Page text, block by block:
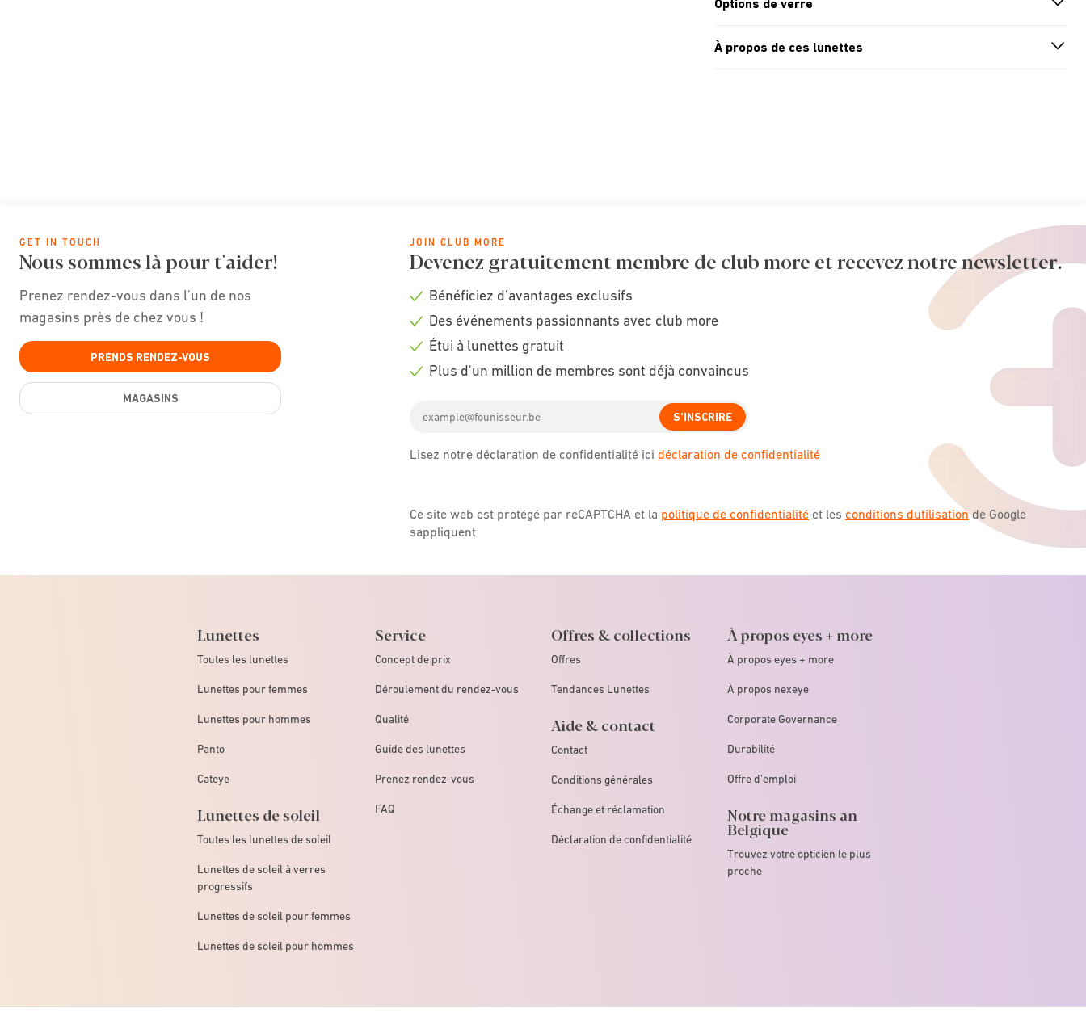
Options de verre
À propos de ces lunettes
GET IN TOUCH
Nous sommes là pour t'aider!
Prenez rendez-vous dans l'un de nos
magasins près de chez vous !
PRENDS RENDEZ-VOUS
MAGASINS
JOIN CLUB MORE
Devenez gratuitement membre de club more et recevez notre newsletter.
Check
Bénéficiez d'avantages exclusifs
Check
Des événements passionnants avec club more
Check
Étui à lunettes gratuit
Plus d'un million de membres sont déjà convaincus
address
S'INSCRIRE
Lisez notre déclaration de confidentialité ici déclaration de confidentialité
Ce site web est protégé par reCAPTCHA et la politique de confidentialité et les conditions dutilisationde Google
sappliquent
Lunettes
Toutes les lunettes
Lunettes pour femmes
Lunettes pour hommes
Panto
Cateye
Lunettes de soleil
Toutes les lunettes de soleil
Lunettes de soleil à verres
progressifs
Lunettes de soleil pour femmes
Lunettes de soleil pour hommes
Service
Concept de prix
Déroulement du rendez-vous
Qualité
Guide des lunettes
Prenez rendez-vous
FAQ
Offres & collections
Offres
Tendances Lunettes
Aide & contact
Contact
Conditions générales
Échange et réclamation
Déclaration de confidentialité
À propos eyes + more
À propos eyes + more
À propos nexeye
Corporate Governance
Durabilité
Offre d'emploi
Notre magasins an
Belgique
Trouvez votre opticien le plus
proche